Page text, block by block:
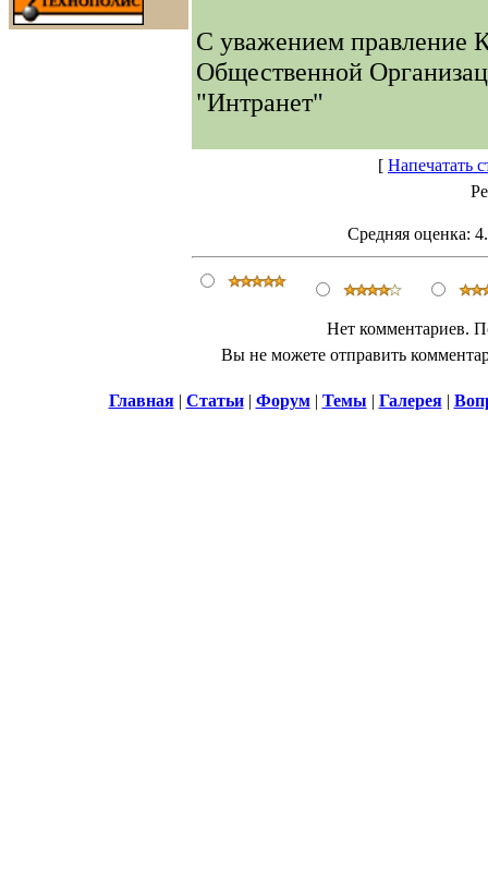
С уважением правление
Общественной
"Интранет"
[ Напечатать
Средняя оценка:
Нет комментариев.
Вы не можете отправить
Главная| Статьи| Форум| Темы | Галерея|